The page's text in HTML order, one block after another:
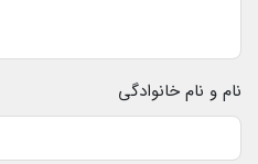
نام و نام خانوادگی